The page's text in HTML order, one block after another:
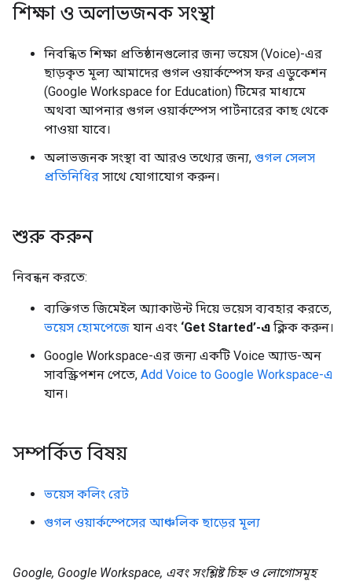
শিক্ষা ও অলাভজনক সংস্থা
নিবন্ধিত শিক্ষা প্রতিষ্ঠানগুলোর জন্য ভয়েস (Voice)-এর
ছাড়কৃত মূল্য আমাদের গুগল ওয়ার্কস্পেস ফর এডুকেশন
(Google Workspace for Education) টিমের মাধ্যমে
অথবা আপনার গুগল ওয়ার্কস্পেস পার্টনারের কাছ থেকে
পাওয়া যাবে।
অলাভজনক সংস্থা বা আরও তথ্যের জন্য, গুগল সেলস
প্রতিনিধির সাথে যোগাযোগ করুন।
শুরু করুন
নিবন্ধন করতে:
ব্যক্তিগত জিমেইল অ্যাকাউন্ট দিয়ে ভয়েস ব্যবহার করতে,
ভয়েস হোমপেজে যান এবং ‘Get Started’-এ ক্লিক করুন।
Google Workspace-এর জন্য একটি Voice অ্যাড-অন
সাবস্ক্রিপশন পেতে, Add Voice to Google Workspace-এ
যান।
সম্পর্কিত বিষয়
ভয়েস কলিং রেট
গুগল ওয়ার্কস্পেসের আঞ্চলিক ছাড়ের মূল্য
Google, Google Workspace, এবং সংশ্লিষ্ট চিহ্ন ও লোগোসমূহ